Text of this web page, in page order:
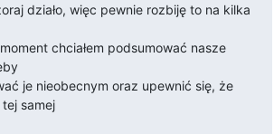
działo, więc pewnie rozbiję to na kilka
chciałem podsumować nasze
je nieobecnym oraz upewnić się, że
samej